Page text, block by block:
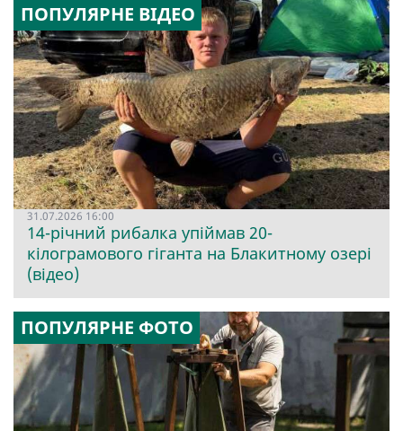
ПОПУЛЯРНЕ ВІДЕО
31.07.2026 16:00
14-річний рибалка упіймав 20-
кілограмового гіганта на Блакитному озері
(відео)
ПОПУЛЯРНЕ ФОТО